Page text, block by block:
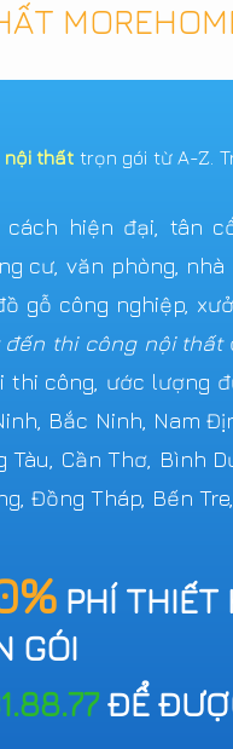
nội thất trọn gói từ A-Z.
hiện đại, tân
văn phòng, nhà
công nghiệp,
thi công nội thất
công, ước lượng
Bắc Ninh, Nam
Cần Thơ, Bình
Đồng Tháp, Bến
PHÍ THIẾT
GÓI
ĐỂ